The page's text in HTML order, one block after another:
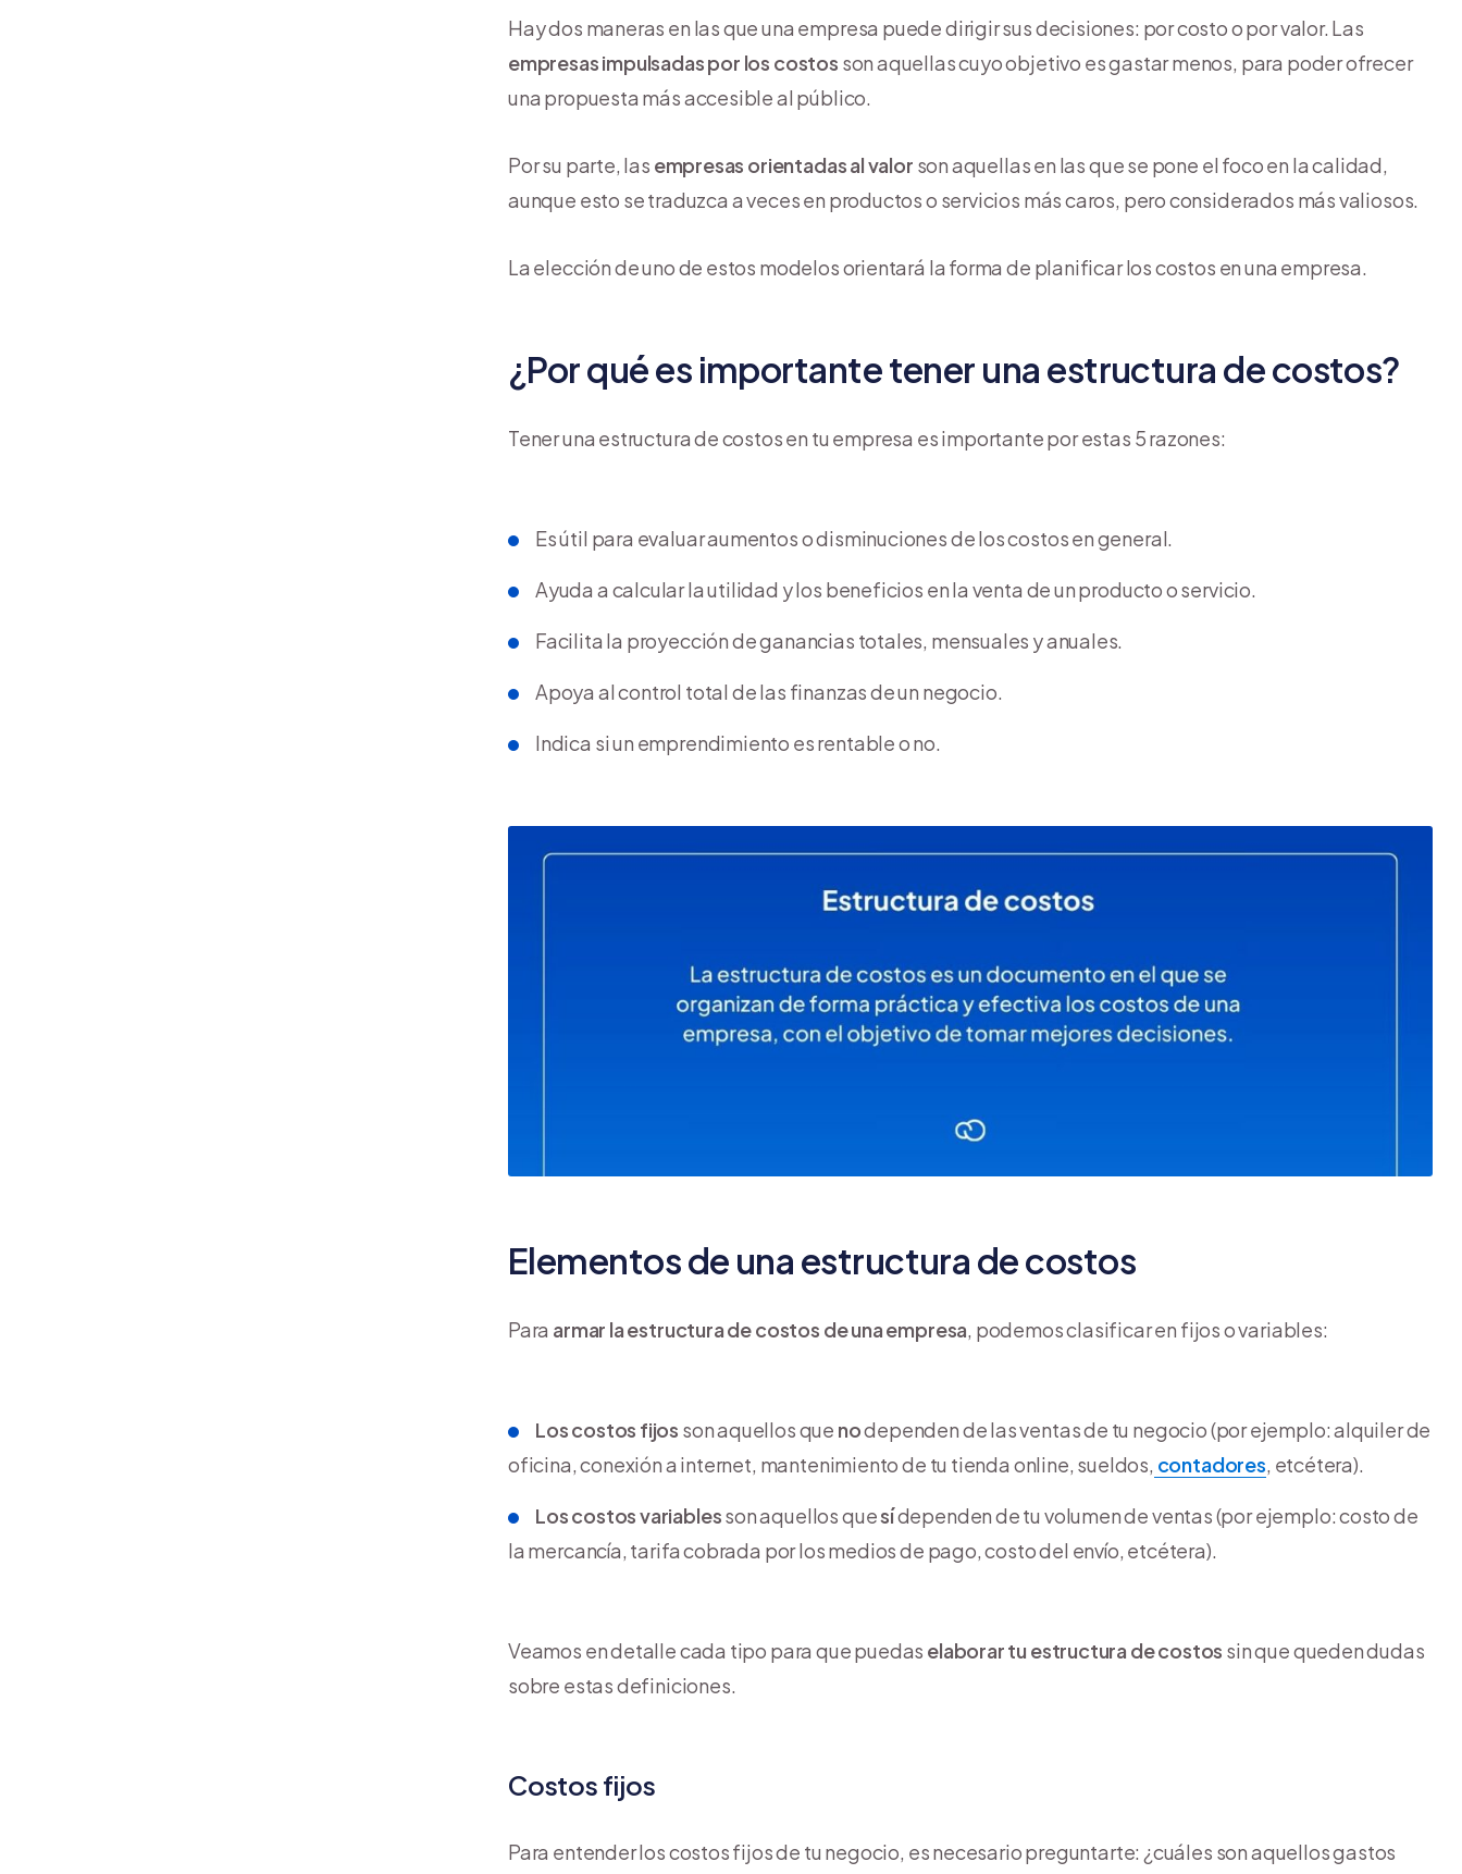
Hay dos maneras en las que una empresa puede dirigir sus decisiones: por costo o por valor. Las
empresas impulsadas por los costos son aquellas cuyo objetivo es gastar menos, para poder ofrecer
una propuesta más accesible al público.
Por su parte, las empresas orientadas al valor son aquellas en las que se pone el foco en la calidad,
aunque esto se traduzca a veces en productos o servicios más caros, pero considerados más valiosos.
La elección de uno de estos modelos orientará la forma de planificar los costos en una empresa.
¿Por qué es importante tener una estructura de costos?
Tener una estructura de costos en tu empresa es importante por estas 5 razones:
Es útil para evaluar aumentos o disminuciones de los costos en general.
Ayuda a calcular la utilidad y los beneficios en la venta de un producto o servicio.
Facilita la proyección de ganancias totales, mensuales y anuales.
Apoya al control total de las finanzas de un negocio.
Indica si un emprendimiento es rentable o no.
Elementos de una estructura de costos
Para armar la estructura de costos de una empresa, podemos clasificar en fijos o variables:
Los costos fijos son aquellos que nodependen de las ventas de tu negocio (por ejemplo: alquiler de
oficina, conexión a internet, mantenimiento de tu tienda online, sueldos, contadores, etcétera).
Los costos variablesson aquellos quesídependen de tu volumen de ventas (por ejemplo: costo de
la mercancía, tarifa cobrada por los medios de pago, costo del envío, etcétera).
Veamos en detalle cada tipo para que puedas elaborar tu estructura de costos sin que queden dudas
sobre estas definiciones.
Costos fijos
Para entender los costos fijos de tu negocio, es necesario preguntarte: ¿cuáles son aquellos gastos